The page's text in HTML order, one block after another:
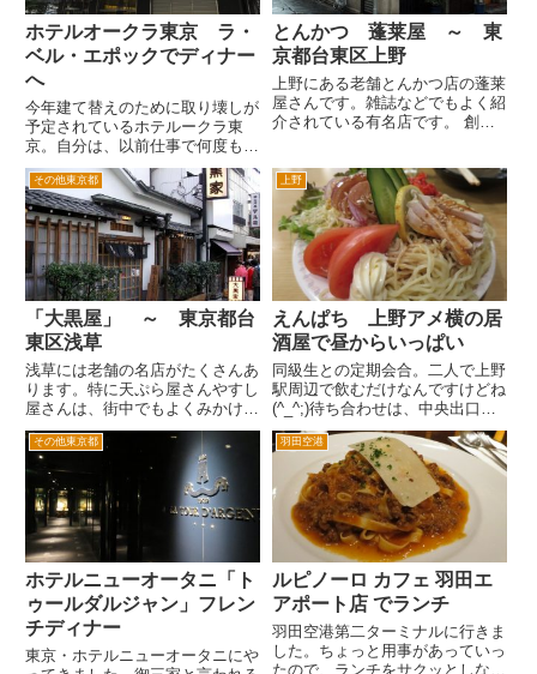
ホテルオークラ東京 ラ・
ベル・エポックでディナー
へ
今年建て替えのために取り壊しが
予定されているホテルークラ東
京。自分は、以前仕事で何度も来
たことがある思い出の場所。特に
宴会場入口の車寄せ付近が印象深
い。 ロビーやショッピングアー
ケードへ通じるエレベーターホー
ル付近。 ロビー。ここは、ホテ
ル...
とんかつ 蓬莱屋 ～ 東
京都台東区上野
上野にある老舗とんかつ店の蓬莱
屋さんです。雑誌などでもよく紹
介されている有名店です。 創業
が、有名な話として「日本で初め
てのヒレ肉を使ったとんかつ」を
出したといわれてます。 つまり
と...
その他東京都
「大黒屋」 ～ 東京都台
東区浅草
浅草には老舗の名店がたくさんあ
ります。特に天ぷら屋さんやすし
屋さんは、街中でもよくみかけま
す。そんな中でも一度食べてみた
いのがこの「大黒屋」さん。 大
黒屋さんで有名なのが、車海老が
4本のったエビ天丼。これは、は
圧巻です(^^; 本館と別館が...
上野
えんぱち 上野アメ横の居
酒屋で昼からいっぱい
同級生との定期会合。二人で上野
駅周辺で飲むだけなんですけどね
(^_^;)待ち合わせは、中央出口付
近で。相変わらずすごいひと。
午後1時に集合したんですが、ア
メ横は昼から居酒屋の呼び込みが
あちこちに。こんな昼間から居酒
屋がそれなりに混んでます...
その他東京都
ホテルニューオータニ「ト
ゥールダルジャン」フレン
チディナー
東京・ホテルニューオータニにや
羽田空港
ルピノーロ カフェ 羽田エ
アポート店 でランチ
羽田空港第二ターミナルに行きま
した。ちょっと用事があっていっ
たので、ランチをサクッとしなけ